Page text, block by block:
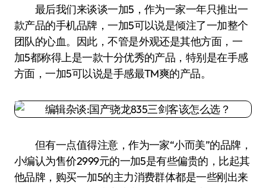
最后我们来谈谈一加5，作为一家一年只推出一
款产品的手机品牌，一加5可以说是倾注了一加整个
团队的心血。因此，不管是外观还是其他方面，一
加5都称得上是一款十分优秀的产品，特别是在手感
方面，一加5可以说是手感最TM爽的产品。
但有一点值得注意，作为一家“小而美”的品牌，
小编认为售价2999元的一加5是有些偏贵的，比起其
他品牌，购买一加5的主力消费群体都是一些刚出来